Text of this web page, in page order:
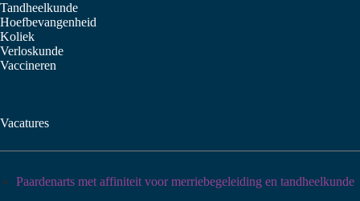
Tandheelkunde
Hoefbevangenheid
Koliek
Verloskunde
Vaccineren
Vacatures
Paardenarts met affiniteit voor merriebegeleiding en tandheelkunde